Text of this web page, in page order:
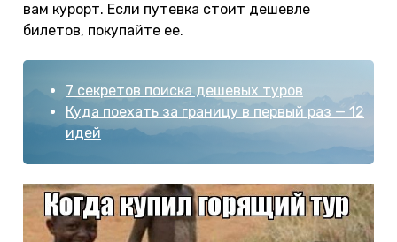
вам курорт. Если путевка стоит дешевле
билетов, покупайте ее.
7 секретов поиска дешевых туров
Куда поехать за границу в первый раз — 12
идей